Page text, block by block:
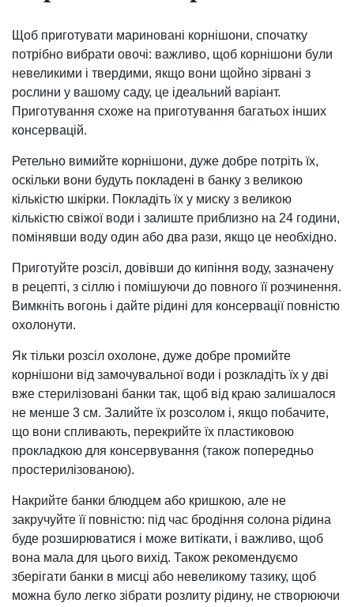
Щоб приготувати мариновані корнішони, спочатку
потрібно вибрати овочі: важливо, щоб корнішони були
невеликими і твердими, якщо вони щойно зірвані з
рослини у вашому саду, це ідеальний варіант.
Приготування схоже на приготування багатьох інших
консервацій.
Ретельно вимийте корнішони, дуже добре потріть їх,
оскільки вони будуть покладені в банку з великою
кількістю шкірки. Покладіть їх у миску з великою
кількістю свіжої води і залиште приблизно на 24 години,
помінявши воду один або два рази, якщо це необхідно.
Приготуйте розсіл, довівши до кипіння воду, зазначену
в рецепті, з сіллю і помішуючи до повного її розчинення.
Вимкніть вогонь і дайте рідині для консервації повністю
охолонути.
Як тільки розсіл охолоне, дуже добре промийте
корнішони від замочувальної води і розкладіть їх у дві
вже стерилізовані банки так, щоб від краю залишалося
не менше 3 см. Залийте їх розсолом і, якщо побачите,
що вони спливають, перекрийте їх пластиковою
прокладкою для консервування (також попередньо
простерилізованою).
Накрийте банки блюдцем або кришкою, але не
закручуйте її повністю: під час бродіння солона рідина
буде розширюватися і може витікати, і важливо, щоб
вона мала для цього вихід. Також рекомендуємо
зберігати банки в мисці або невеликому тазику, щоб
можна було легко зібрати розлиту рідину, не створюючи